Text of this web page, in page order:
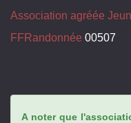
Association agréée
FFRandonnée 00507
A noter que